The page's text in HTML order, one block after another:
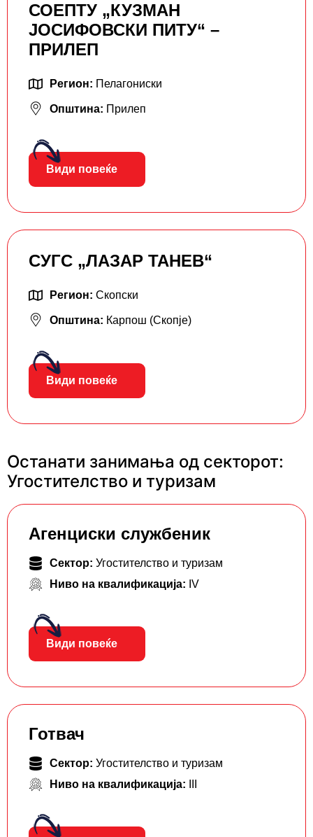
СОЕПТУ „КУЗМАН
ЈОСИФОВСКИ ПИТУ“ –
ПРИЛЕП
Регион: Пелагониски
Општина: Прилеп
Види повеќе
СУГС „ЛАЗАР ТАНЕВ“
Регион: Скопски
Општина: Карпош (Скопје)
Види повеќе
Останати занимања од секторот:
Угостителство и туризам
Агенциски службеник
Сектор: Угостителство и туризам
Ниво на квалификација: IV
Види повеќе
Готвач
Сектор: Угостителство и туризам
Ниво на квалификација: